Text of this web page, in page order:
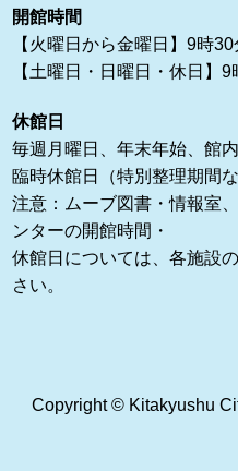
開館時間
【火曜日から金曜日】9時
【土曜日・日曜日・休日】
休館日
毎週月曜日、年末年始、館内
臨時休館日（特別整理期間な
注意：ムーブ図書・情報室
ンターの開館時間・
休館日については、各施設
さい。
Copyright © Kitakyushu